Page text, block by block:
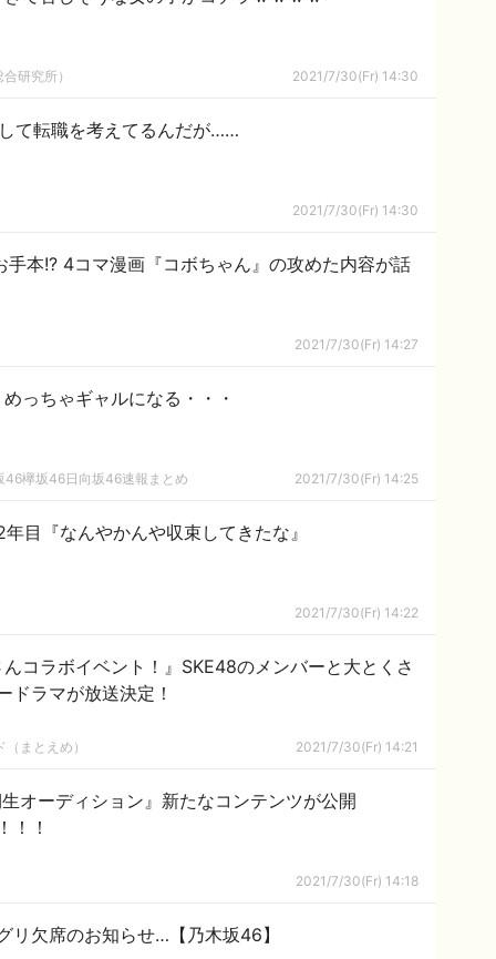
研究所） 2021/7/30(Fr) 14:30
て転職を考えてるんだが……
2021/7/30(Fr) 14:30
手本!? 4コマ漫画『コボちゃん』の攻めた内容が話
2021/7/30(Fr) 14:27
っちゃギャルになる・・・
欅坂46日向坂46速報まとめ 2021/7/30(Fr) 14:25
目『なんやかんや収束してきたな』
2021/7/30(Fr) 14:22
コラボイベント！』SKE48のメンバーと大とくさ
ドラマが放送決定！
まとえめ） 2021/7/30(Fr) 14:21
オーディション』新たなコンテンツが公開
！！
2021/7/30(Fr) 14:18
リ欠席のお知らせ…【乃木坂46】